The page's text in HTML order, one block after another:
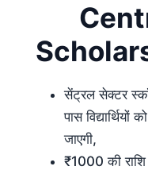
सेंट्रल सेक्टर
पास विद्यार्थियों
जाएगी,
₹1000 की राशि